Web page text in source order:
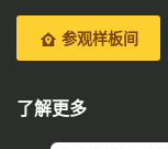
参观样板间
了解更多